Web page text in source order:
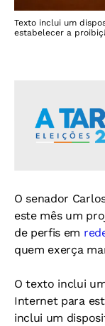
Texto inclui um
estabelecer a
O senador
este mês um
de perfis em
quem exerça
O texto inclui
Internet para
inclui um